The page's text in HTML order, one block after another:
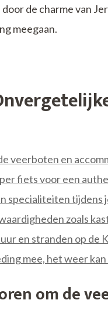
de charme van
meegaan.
veerboten en
fiets voor een
specialiteiten tijdens
zoals
en stranden op de
mee, het weer
om de